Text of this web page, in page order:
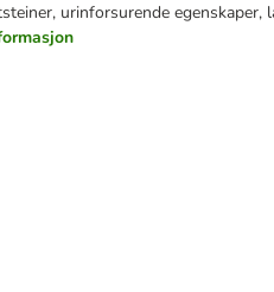
urinforsurende egenskaper,